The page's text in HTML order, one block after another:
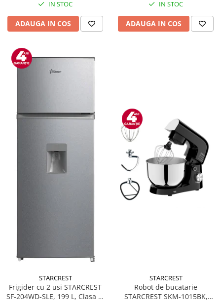
IN STOC
ADAUGA IN COS
IN STOC
ADAUGA IN COS
STARCREST
Frigider cu 2 usi STARCREST
SF-204WD-SLE, 199 L, Clasa E,
STARCREST
Robot de bucatarie
STARCREST SKM-1015BK,